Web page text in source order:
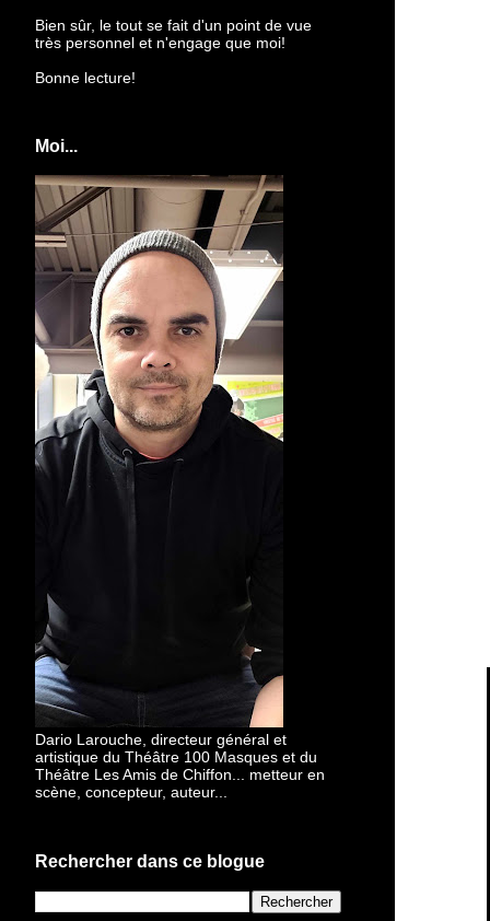
Bien sûr, le tout se fait d'un point de vue
très personnel et n'engage que moi!
Bonne lecture!
Moi...
Dario Larouche, directeur général et
artistique du Théâtre 100 Masques et du
Théâtre Les Amis de Chiffon... metteur en
scène, concepteur, auteur...
Rechercher dans ce blogue